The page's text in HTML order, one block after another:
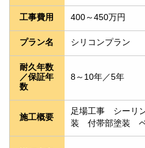
工事費用 400～450万円
プラン名 シリコンプラン
耐久年数
／保証年
数
8～10年／5年
施工概要
足場工事　シーリ
装　付帯部塗装　